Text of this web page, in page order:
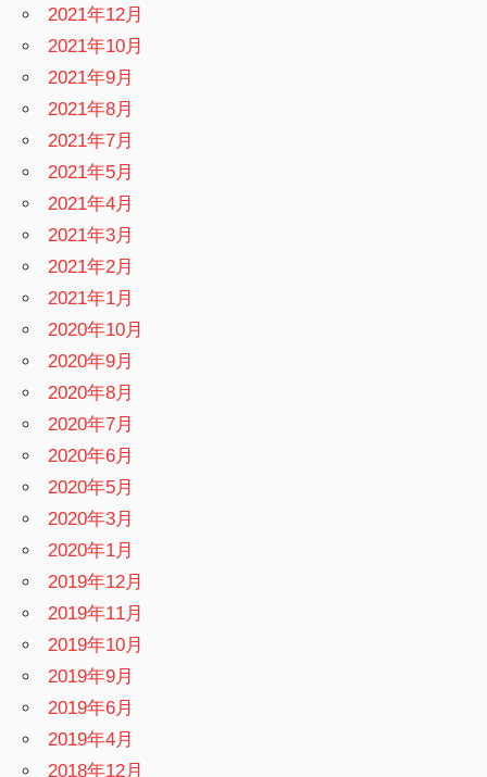
2021年12月
2021年10月
2021年9月
2021年8月
2021年7月
2021年5月
2021年4月
2021年3月
2021年2月
2021年1月
2020年10月
2020年9月
2020年8月
2020年7月
2020年6月
2020年5月
2020年3月
2020年1月
2019年12月
2019年11月
2019年10月
2019年9月
2019年6月
2019年4月
2018年12月